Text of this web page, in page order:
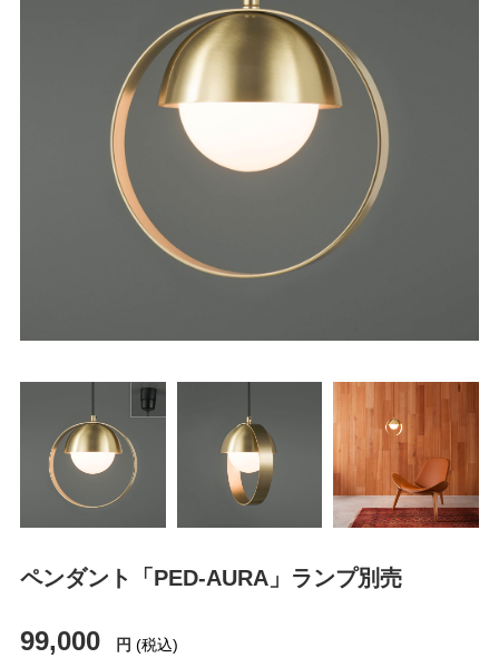
ペンダント「PED-AURA」ランプ別売
99,000 円 (税込)